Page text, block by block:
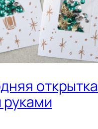
открытка